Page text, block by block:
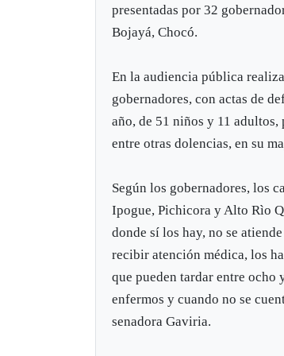
presentadas por 32
Bojayá, Chocó.
En la audiencia pública
gobernadores, con actas de
año, de 51 niños y 11
entre otras dolencias, en su
Según los gobernadores, los
Ipogue, Pichicora y Alto Rìo
donde sí los hay, no se
recibir atención médica, los
que pueden tardar entre
enfermos y cuando no se
senadora Gaviria.